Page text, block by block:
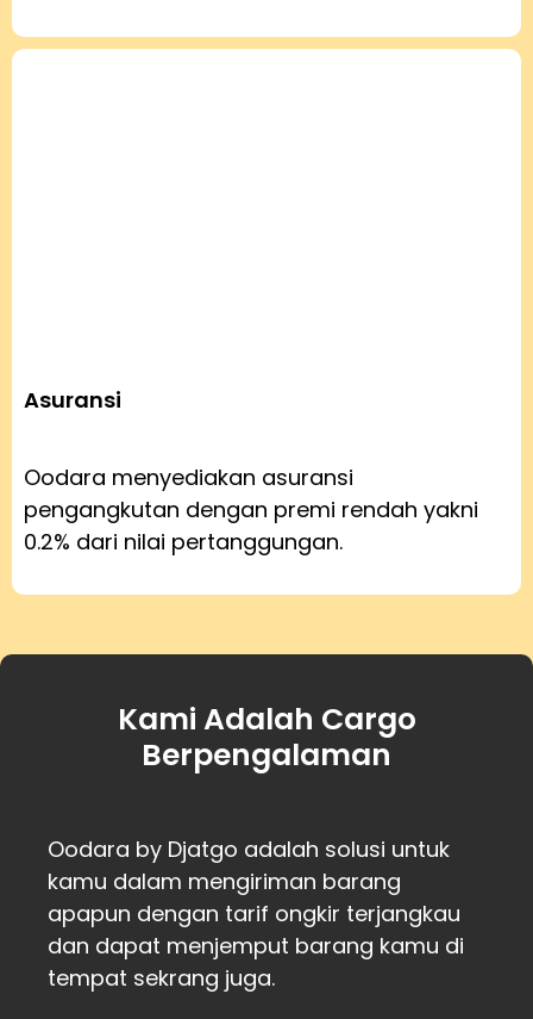
Asuransi
Oodara menyediakan asuransi
pengangkutan dengan premi rendah yakni
0.2% dari nilai pertanggungan.
Kami Adalah Cargo
Berpengalaman
Oodara by Djatgo adalah solusi untuk
kamu dalam mengiriman barang
apapun dengan tarif ongkir terjangkau
dan dapat menjemput barang kamu di
tempat sekrang juga.